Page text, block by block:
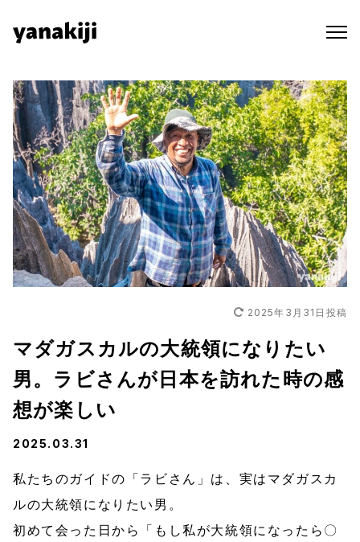
content
2025年3月31日 投稿
マダガスカルの大統領になりたい
男。ラビさんが日本を訪れた時の感
想が楽しい
2025.03.31
私たちのガイドの「ラビさん」は、実はマダガスカ
ルの大統領になりたい男。
初めて会った日から「もし私が大統領になったら〇